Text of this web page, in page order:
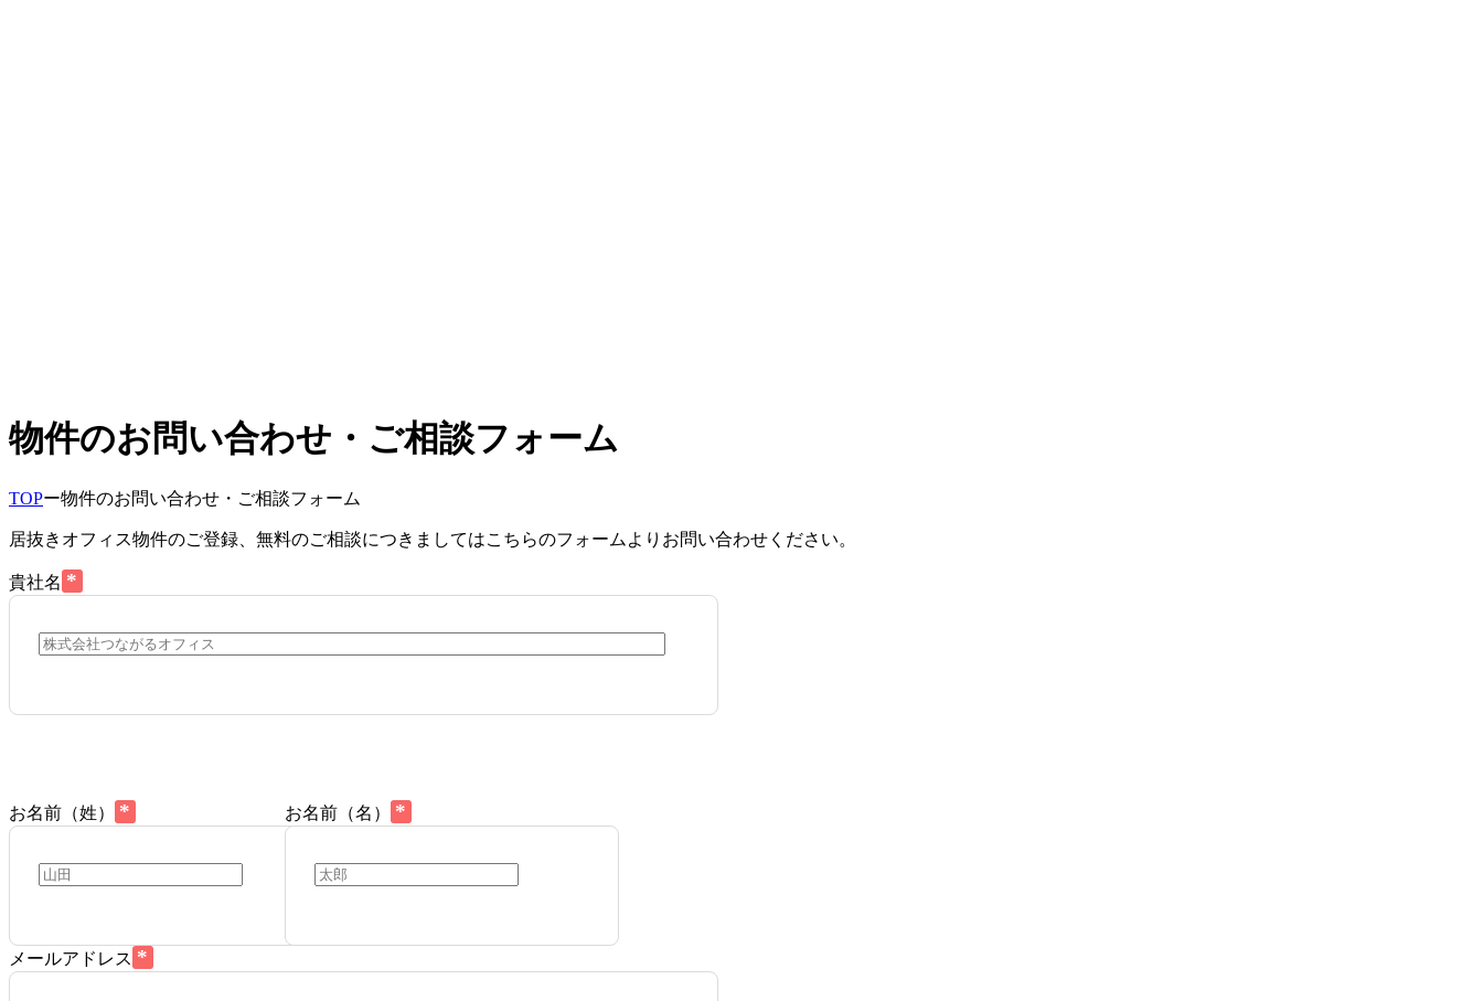
物件のお問い合わせ・ご相談フォーム
TOPー物件のお問い合わせ・ご相談フォーム
居抜きオフィス物件のご登録、無料のご相談につきましてはこちらのフォームよりお問い合わせください。
貴社名 *
お名前（姓） * お名前（名） *
メールアドレス *